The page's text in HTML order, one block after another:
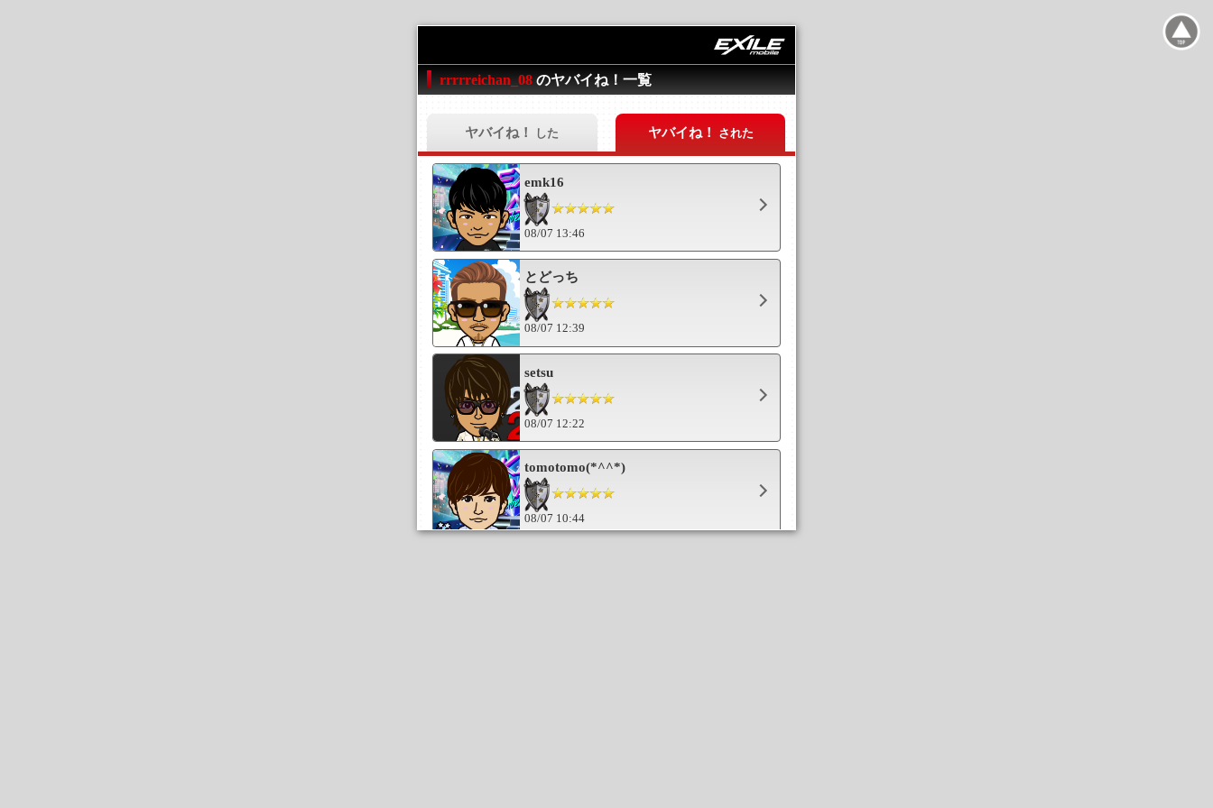
rrrrreichan_08 のヤバイね！一覧
ヤバイね！ した ヤバイね！ された
emk16
08/07 13:46
とどっち
08/07 12:39
setsu
08/07 12:22
tomotomo(*^^*)
08/07 10:44